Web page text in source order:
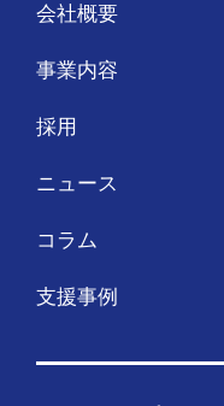
会社概要
事業内容
採用
ニュース
コラム
支援事例